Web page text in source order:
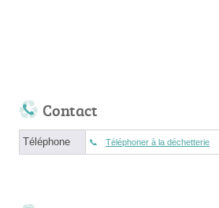
Contact
Téléphone Téléphoner à la déchetterie